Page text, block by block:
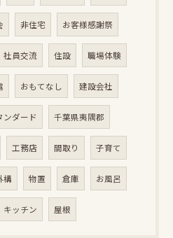
非住宅 お客様感謝祭
社員交流 住設 職場体験
おもてなし 建設会社
ンダード 千葉県夷隅郡
工務店 間取り 子育て
構 物置 倉庫 お風呂
キッチン 屋根